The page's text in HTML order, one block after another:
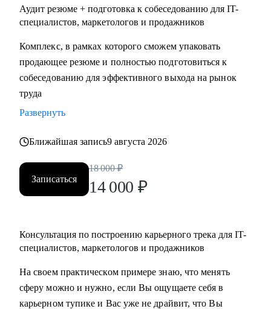
Аудит резюме + подготовка к собеседованию для IT-
специалистов, маркетологов и продажников
Комплекс, в рамках которого сможем упаковать
продающее резюме и полностью подготовиться к
собеседованию для эффективного выхода на рынок
труда
Развернуть
Ближайшая запись9 августа 2026
Записаться
18 000 ₽
14 000 ₽
Консультация по построению карьерного трека для IT-
специалистов, маркетологов и продажников
На своем практическом примере знаю, что менять
сферу можно и нужно, если Вы ощущаете себя в
карьерном тупике и Вас уже не драйвит, что Вы